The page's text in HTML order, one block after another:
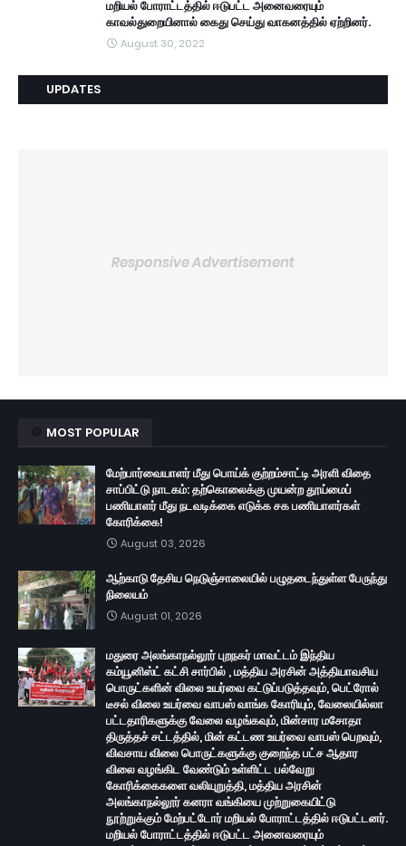
மறியல் போராட்டத்தில் ஈடுபட்ட அனைவரையும்
காவல்துறையினால் கைது செய்து வாகனத்தில் ஏற்றினர்.
August 30, 2022
UPDATES
Responsive Advertisement
MOST POPULAR
மேற்பார்வையாளர் மீது பொய்க் குற்றம்சாட்டி அரளி விதை
சாப்பிட்டு நாடகம்: தற்கொலைக்கு முயன்ற தூய்மைப்
பணியாளர் மீது நடவடிக்கை எடுக்க சக பணியாளர்கள்
கோரிக்கை!
August 03, 2026
ஆற்காடு தேசிய நெடுஞ்சாலையில் பழுதடைந்துள்ள பேருந்து
நிலையம்
August 01, 2026
மதுரை அலங்காநல்லூர் புறநகர் மாவட்டம் இந்திய
கம்யூனிஸ்ட் கட்சி சார்பில் , மத்திய அரசின் அத்தியாவசிய
பொருட்களின் விலை உயர்வை கட்டுப்படுத்தவும், பெட்ரோல்
டீசல் விலை உயர்வை வாபஸ் வாங்க கோரியும், வேலையில்லா
பட்டதாரிகளுக்கு வேலை வழங்கவும், மின்சார மசோதா
திருத்தச் சட்டத்தில், மின் கட்டண உயர்வை வாபஸ் பெறவும்,
விவசாய விலை பொருட்களுக்கு குறைந்த பட்ச ஆதார
விலை வழங்கிட வேண்டும் உள்ளிட்ட பல்வேறு
கோரிக்கைகளை வலியுறுத்தி, மத்திய அரசின்
அலங்காநல்லூர் கனரா வங்கியை முற்றுகையிட்டு
நூற்றுக்கும் மேற்பட்டோர் மறியல் போராட்டத்தில் ஈடுபட்டனர்.
மறியல் போராட்டத்தில் ஈடுபட்ட அனைவரையும்